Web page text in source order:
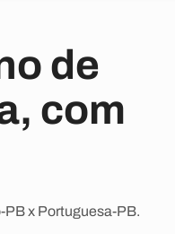
de
com
PB x Portuguesa-PB.